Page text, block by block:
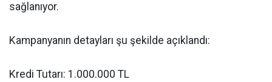
sağlanıyor.
Kampanyanın detayları şu şekilde açıklandı:
Kredi Tutarı: 1.000.000 TL